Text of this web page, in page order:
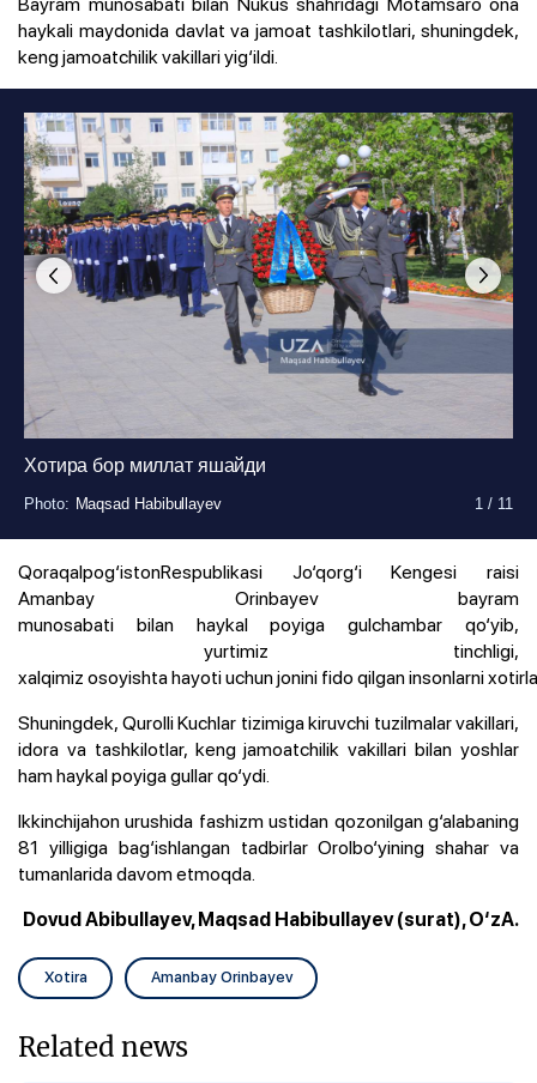
haykali maydonida davlat va jamoat tashkilotlari, shuningdek,
keng jamoatchilik vakillari yig‘ildi.
Хотира бор миллат яшайди
Photo: Maqsad Habibullayev 1 / 11
Photo: Maqsad Habibullayev 1 / 11
Photo: Maqsad Habibullayev 1 / 11
Photo: Maqsad Habibullayev 1 / 11
Photo: Maqsad Habibullayev 1 / 11
Photo: Maqsad Habibullayev 1 / 11
Photo: Maqsad Habibullayev 1 / 11
Photo: Maqsad Habibullayev 1 / 11
Photo: Maqsad Habibullayev 1 / 11
Photo: Maqsad Habibullayev 1 / 11
Qoraqalpog‘istonRespublikasi Jo‘qorg‘i Kengesi raisi
Amanbay Orinbayev bayram
munosabati bilan haykal poyiga gulchambar qo‘yib,
yurtimiz tinchligi,
xalqimiz osoyishta hayoti uchun jonini fido qilgan insonlarni
Shuningdek, Qurolli Kuchlar tizimiga kiruvchi tuzilmalar vakillari,
idora va tashkilotlar, keng jamoatchilik vakillari bilan yoshlar
ham haykal poyiga gullar qo‘ydi.
Ikkinchijahon urushida fashizm ustidan qozonilgan g‘alabaning
81 yilligiga bag‘ishlangan tadbirlar Orolbo‘yining shahar va
tumanlarida davom etmoqda.
Dovud Abibullayev, Maqsad Habibullayev (surat), O‘zA.
Xotira Amanbay Orinbayev
Related news